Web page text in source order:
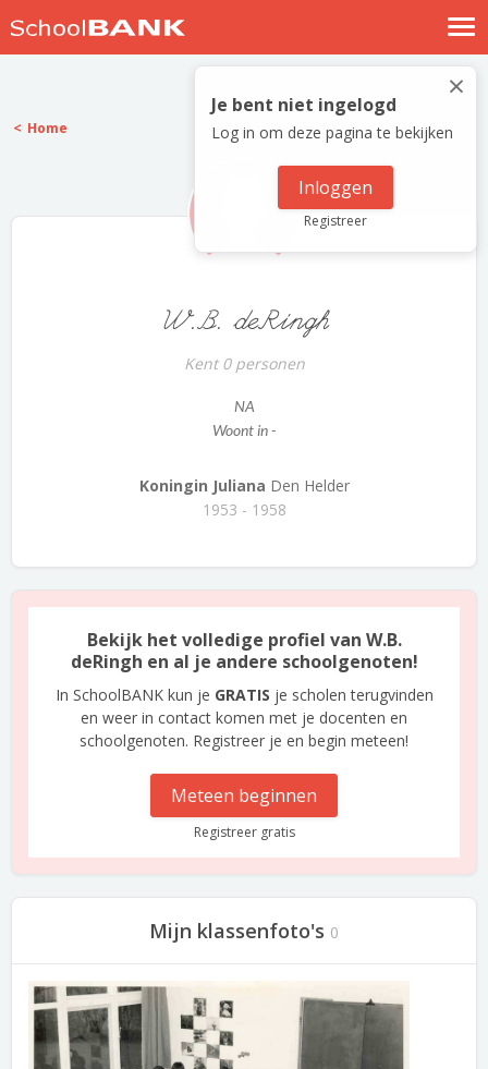
Nostalgische verhalen
Log in
Meld je gratis aan
×
Je bent niet ingelogd
Log in om deze pagina te bekijken
Inloggen
Registreer
Home
W.B. deRingh
Kent 0 personen
NA
Woont in -
Koningin Juliana Den Helder
1953 - 1958
Bekijk het volledige profiel van W.B.
deRingh en al je andere schoolgenoten!
In SchoolBANK kun je GRATIS je scholen terugvinden
en weer in contact komen met je docenten en
schoolgenoten. Registreer je en begin meteen!
Meteen beginnen
Registreer gratis
Mijn klassenfoto's 0